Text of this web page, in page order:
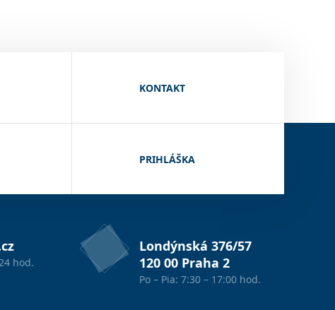
KONTAKT
PRIHLÁŠKA
hod.
Londýnská 376/57
120 00 Praha 2
Po – Pia: 7:30 – 17:00 hod.